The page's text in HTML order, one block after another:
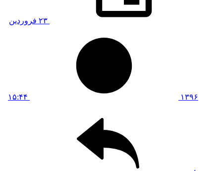
۲۳ فروردین
۱۳۹۶ ۱۵:۴۴